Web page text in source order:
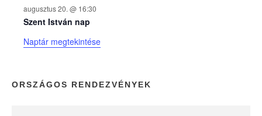
n
a
p
augusztus 20. @ 16:30
Szent István nap
Naptár megtekintése
ORSZÁGOS RENDEZVÉNYEK